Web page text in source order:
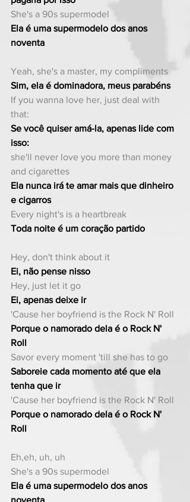
She's a 90s supermodel
Ela é uma supermodelo dos anos
noventa
Yeah, she's a master, my compliments
Sim, ela é dominadora, meus parabéns
If you wanna love her, just deal with
that:
Se você quiser amá-la, apenas lide com
isso:
she'll never love you more than money
and cigarettes
Ela nunca irá te amar mais que dinheiro
e cigarros
Every night's is a heartbreak
Toda noite é um coração partido
Hey, don't think about it
Ei, não pense nisso
Hey, just let it go
Ei, apenas deixe ir
'Cause her boyfriend is the Rock N' Roll
Porque o namorado dela é o Rock N'
Roll
Savor every moment 'till she has to go
Saboreie cada momento até que ela
tenha que ir
'Cause her boyfriend is the Rock N' Roll
Porque o namorado dela é o Rock N'
Roll
Eh,eh, uh, uh
She's a 90s supermodel
Ela é uma supermodelo dos anos